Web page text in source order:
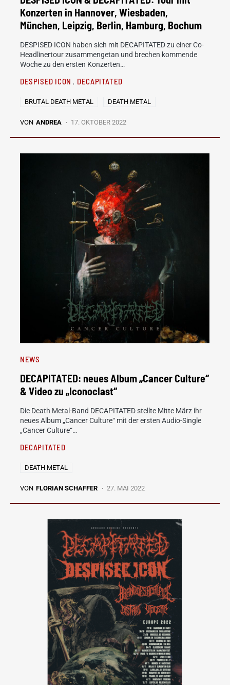
Konzerten in Hannover, Wiesbaden,
München, Leipzig, Berlin, Hamburg, Bochum
DESPISED ICON haben sich mit DECAPITATED zu einer Co-
Headlinertour zusammengetan und brechen kommende
Woche zu den ersten Konzerten…
DESPISED ICON DECAPITATED
BRUTAL DEATH METAL DEATH METAL
VON ANDREA 17. OKTOBER 2022
NEWS
DECAPITATED: neues Album „Cancer Culture“
& Video zu „Iconoclast“
Die Death Metal-Band DECAPITATED stellte Mitte März ihr
neues Album „Cancer Culture“ mit der ersten Audio-Single
„Cancer Culture“…
DECAPITATED
DEATH METAL
VON FLORIAN SCHAFFER 27. MAI 2022